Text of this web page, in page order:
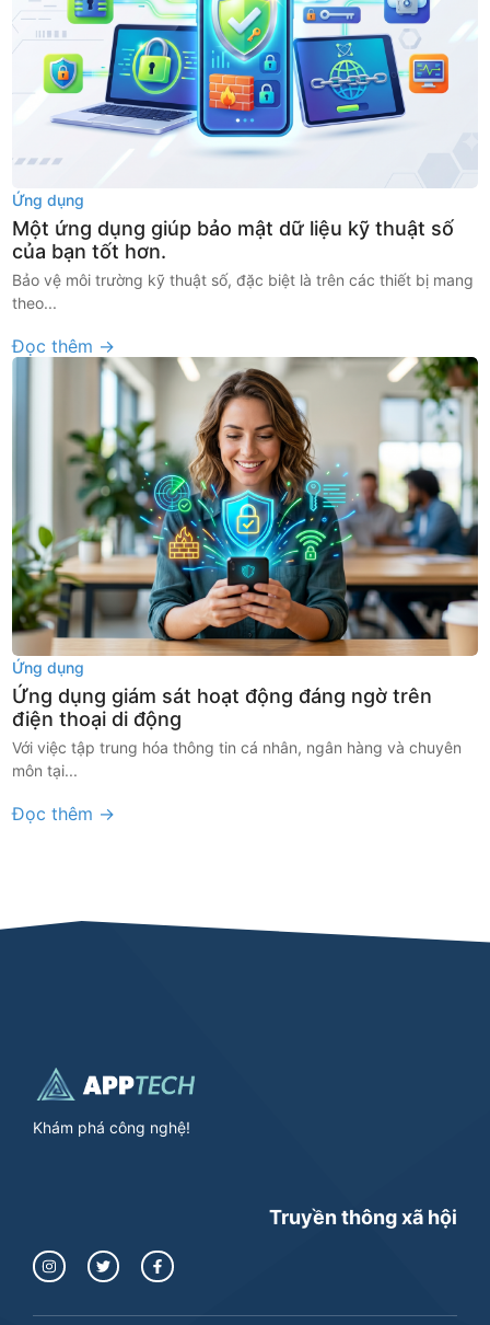
Ứng dụng
Một ứng dụng giúp bảo mật dữ liệu kỹ thuật số
của bạn tốt hơn.
Bảo vệ môi trường kỹ thuật số, đặc biệt là trên các thiết bị mang
theo...
Đọc thêm →
Ứng dụng
Ứng dụng giám sát hoạt động đáng ngờ trên
điện thoại di động
Với việc tập trung hóa thông tin cá nhân, ngân hàng và chuyên
môn tại...
Đọc thêm →
Khám phá công nghệ!
Truyền thông xã hội